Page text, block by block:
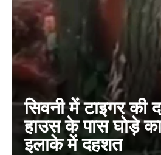
सिवनी में टाइगर की
हाउस के पास घोड़े
इलाके में दहशत